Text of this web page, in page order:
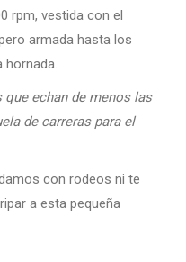
rpm, vestida con el
armada hasta los
hornada.
echan de menos las
de carreras para el
con rodeos ni te
a esta pequeña